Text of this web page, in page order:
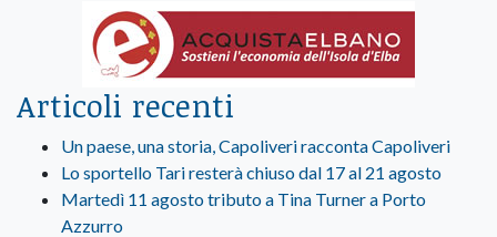
Articoli recenti
Un paese, una storia, Capoliveri racconta Capoliveri
Lo sportello Tari resterà chiuso dal 17 al 21 agosto
Martedì 11 agosto tributo a Tina Turner a Porto
Azzurro